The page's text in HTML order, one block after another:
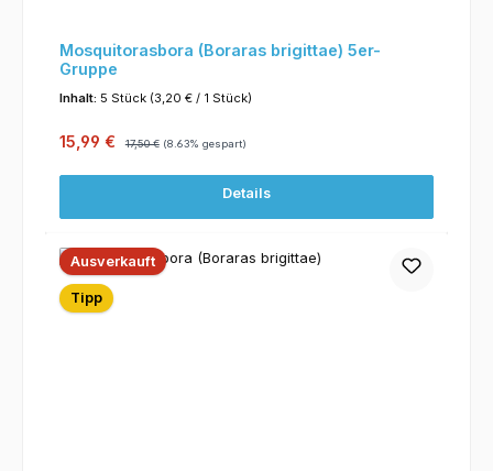
Mosquitorasbora (Boraras brigittae) 5er-
Gruppe
Inhalt: 5 Stück (3,20 € / 1 Stück)
Verkaufspreis:
15,99 € Regulärer Preis:
17,50 € (8.63% gespart)
Details
Ausverkauft
Tipp